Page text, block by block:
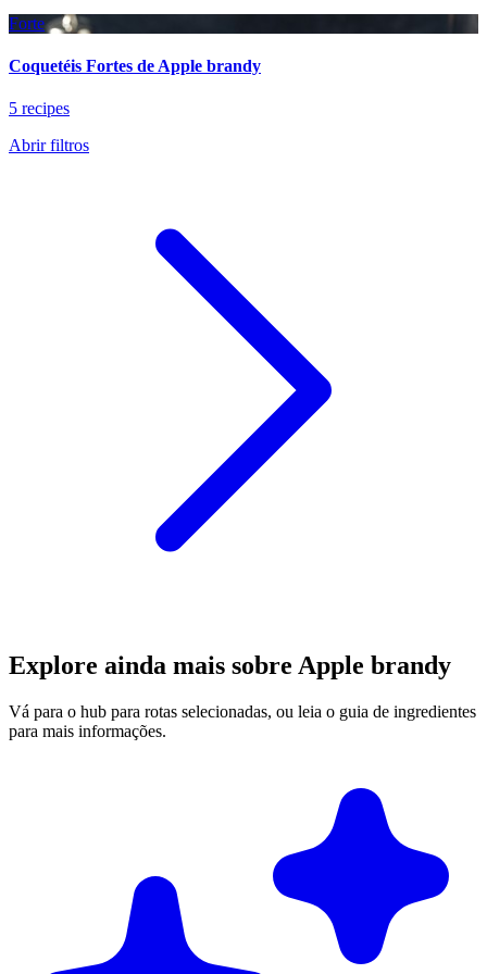
Forte
Coquetéis Fortes de Apple brandy
5 recipes
Abrir filtros
Explore ainda mais sobre Apple brandy
Vá para o hub para rotas selecionadas, ou leia o guia de ingredientes
para mais informações.